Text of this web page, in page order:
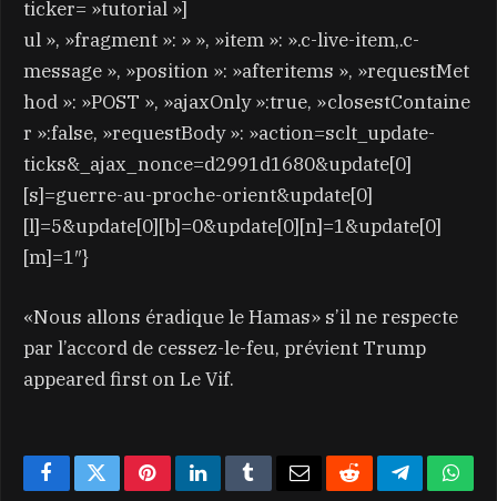
ticker= »tutorial »]
ul », »fragment »: » », »item »: ».c-live-item,.c-
message », »position »: »afteritems », »requestMet
hod »: »POST », »ajaxOnly »:true, »closestContaine
r »:false, »requestBody »: »action=sclt_update-
ticks&_ajax_nonce=d2991d1680&update[0]
[s]=guerre-au-proche-orient&update[0]
[l]=5&update[0][b]=0&update[0][n]=1&update[0]
[m]=1″}
«Nous allons éradique le Hamas» s’il ne respecte
par l’accord de cessez-le-feu, prévient Trump
appeared first on Le Vif.
FacebookTwitterPinterestLinkedInTumblr EmailRedditTelegram